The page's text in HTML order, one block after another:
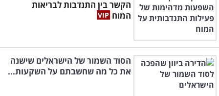
הקשר בין התנדבות לבריאות
המוח
הסוד השמור של הישראלים שישנה
את כל מה שחשבתם על השקעות...